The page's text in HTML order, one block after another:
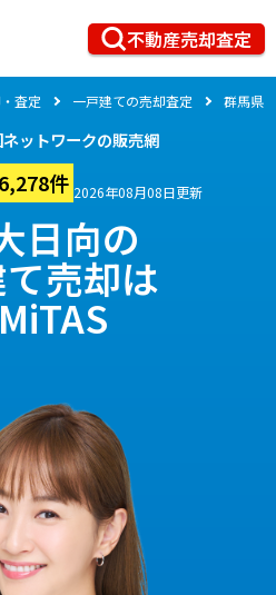
不動産売却査定
査定 一戸建ての売却査定 群馬県
ットワークの販売網
件 2026年08月08日更新
日向の
売却は